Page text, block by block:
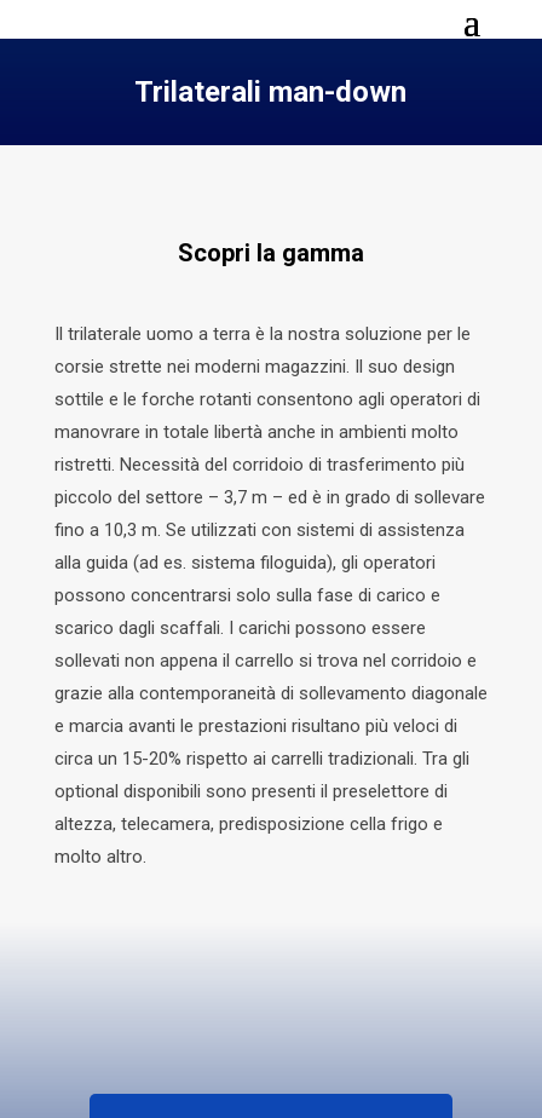
Trilaterali man-down
Scopri la gamma
Il trilaterale uomo a terra è la nostra soluzione per le
corsie strette nei moderni magazzini. Il suo design
sottile e le forche rotanti consentono agli operatori di
manovrare in totale libertà anche in ambienti molto
ristretti. Necessità del corridoio di trasferimento più
piccolo del settore – 3,7 m – ed è in grado di sollevare
fino a 10,3 m. Se utilizzati con sistemi di assistenza
alla guida (ad es. sistema filoguida), gli operatori
possono concentrarsi solo sulla fase di carico e
scarico dagli scaffali. I carichi possono essere
sollevati non appena il carrello si trova nel corridoio e
grazie alla contemporaneità di sollevamento diagonale
e marcia avanti le prestazioni risultano più veloci di
circa un 15-20% rispetto ai carrelli tradizionali. Tra gli
optional disponibili sono presenti il preselettore di
altezza, telecamera, predisposizione cella frigo e
molto altro.